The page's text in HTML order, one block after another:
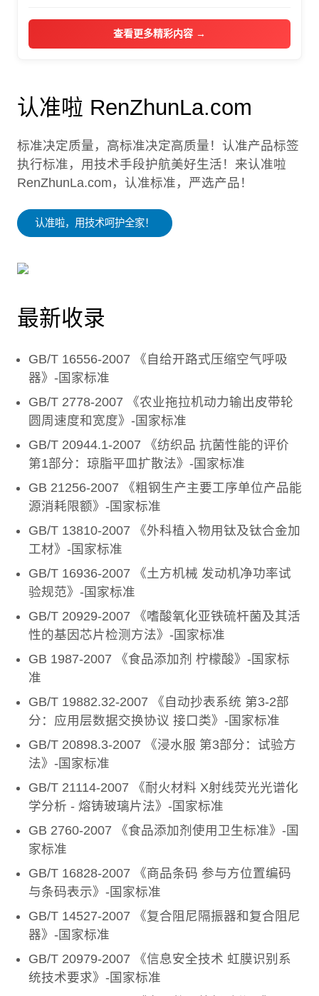
查看更多精彩内容 →
认准啦 RenZhunLa.com
标准决定质量，高标准决定高质量！认准产品标签
执行标准，用技术手段护航美好生活！来认准啦
RenZhunLa.com，认准标准，严选产品！
认准啦，用技术呵护全家！
最新收录
GB/T 16556-2007 《自给开路式压缩空气呼吸
器》-国家标准
GB/T 2778-2007 《农业拖拉机动力输出皮带轮
圆周速度和宽度》-国家标准
GB/T 20944.1-2007 《纺织品 抗菌性能的评价
第1部分：琼脂平皿扩散法》-国家标准
GB 21256-2007 《粗钢生产主要工序单位产品能
源消耗限额》-国家标准
GB/T 13810-2007 《外科植入物用钛及钛合金加
工材》-国家标准
GB/T 16936-2007 《土方机械 发动机净功率试
验规范》-国家标准
GB/T 20929-2007 《嗜酸氧化亚铁硫杆菌及其活
性的基因芯片检测方法》-国家标准
GB 1987-2007 《食品添加剂 柠檬酸》-国家标
准
GB/T 19882.32-2007 《自动抄表系统 第3-2部
分：应用层数据交换协议 接口类》-国家标准
GB/T 20898.3-2007 《浸水服 第3部分：试验方
法》-国家标准
GB/T 21114-2007 《耐火材料 X射线荧光光谱化
学分析 - 熔铸玻璃片法》-国家标准
GB 2760-2007 《食品添加剂使用卫生标准》-国
家标准
GB/T 16828-2007 《商品条码 参与方位置编码
与条码表示》-国家标准
GB/T 14527-2007 《复合阻尼隔振器和复合阻尼
器》-国家标准
GB/T 20979-2007 《信息安全技术 虹膜识别系
统技术要求》-国家标准